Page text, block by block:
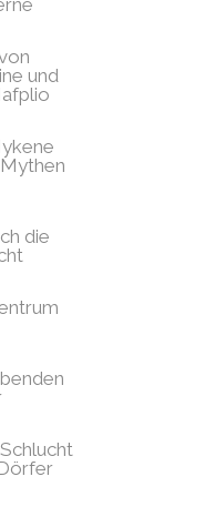
und
die